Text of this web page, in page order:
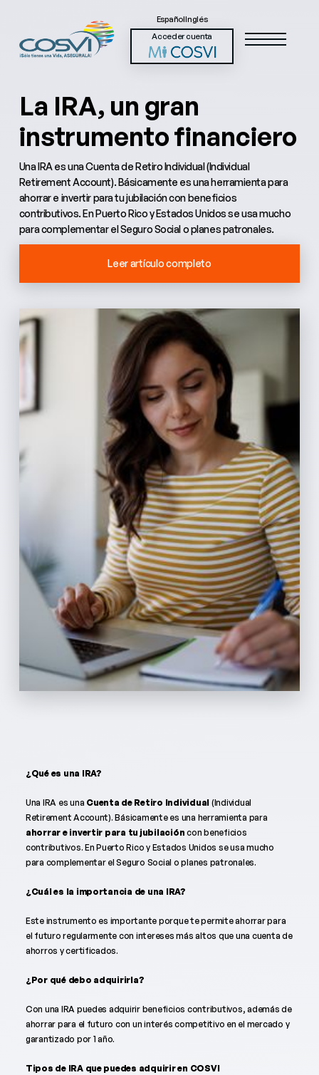
EspañolInglés
Acceder cuenta
La IRA, un gran
instrumento financiero
Una IRA es una Cuenta de Retiro Individual (Individual
Retirement Account). Básicamente es una herramienta para
ahorrar e invertir para tu jubilación con beneficios
contributivos. En Puerto Rico y Estados Unidos se usa mucho
para complementar el Seguro Social o planes patronales.
Leer artículo completo
¿Qué es una IRA?
Una IRA es una Cuenta de Retiro Individual (Individual
Retirement Account). Básicamente es una herramienta para
ahorrar e invertir para tu jubilación con beneficios
contributivos. En Puerto Rico y Estados Unidos se usa mucho
para complementar el Seguro Social o planes patronales.
¿Cuál es la importancia de una IRA?
Este instrumento es importante porque te permite ahorrar para
el futuro regularmente con intereses más altos que una cuenta de
ahorros y certificados.
¿Por qué debo adquirirla?
Con una IRA puedes adquirir beneficios contributivos, además de
ahorrar para el futuro con un interés competitivo en el mercado y
garantizado por 1 año.
Tipos de IRA que puedes adquirir en COSVI